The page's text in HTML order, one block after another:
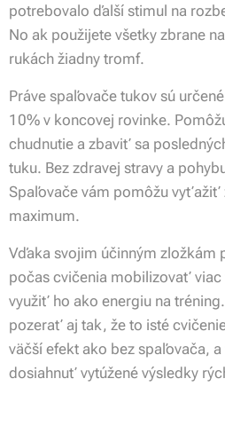
potrebovalo ďalší stimul na
No ak použijete všetky zbrane
rukách žiadny tromf.
Práve spaľovače tukov sú
10% v koncovej rovinke.
chudnutie a zbaviť sa
tuku. Bez zdravej stravy a
Spaľovače vám pomôžu vyťažiť
maximum.
Vďaka svojim účinným zložkám
počas cvičenia mobilizovať viac
využiť ho ako energiu na
pozerať aj tak, že to isté
väčší efekt ako bez spaľovača,
dosiahnuť vytúžené výsledky